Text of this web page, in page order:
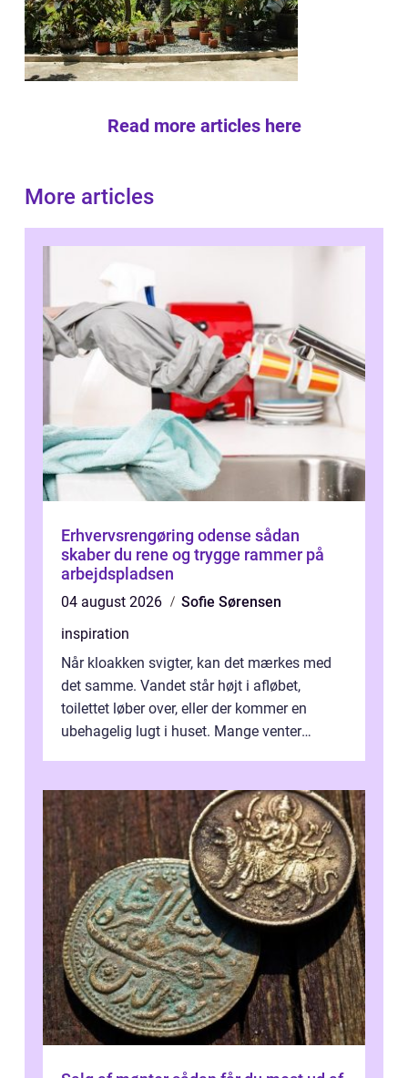
Read more articles here
More articles
Erhvervsrengøring odense sådan
skaber du rene og trygge rammer på
arbejdspladsen
04 august 2026
Sofie Sørensen
inspiration
Når kloakken svigter, kan det mærkes med
det samme. Vandet står højt i afløbet,
toilettet løber over, eller der kommer en
ubehagelig lugt i huset. Mange venter